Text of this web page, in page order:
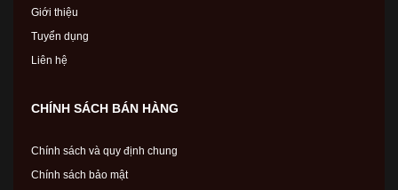
Giới thiệu
Tuyển dụng
Liên hệ
CHÍNH SÁCH BÁN HÀNG
Chính sách và quy định chung
Chính sách bảo mật